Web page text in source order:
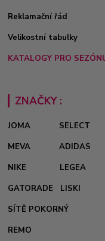
Reklamační řád
Velikostní tabulky
KATALOGY PRO
ZNAČKY :
JOMA
SELECT
MEVA
ADIDAS
NIKE
LEGEA
GATORADE
LISKI
SÍTĚ POKORNÝ
REMO